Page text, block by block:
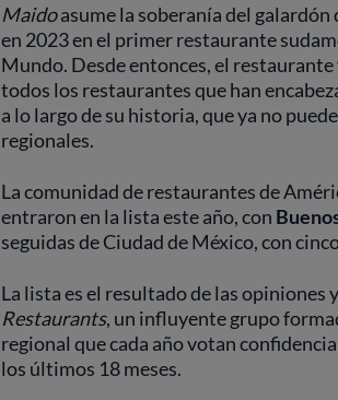
Maidoasume la soberanía del
en 2023 en el primer restaurante
Mundo. Desde entonces, el
todos los restaurantes que han
a lo largo de su historia, que ya no
regionales.
La comunidad de restaurantes de
entraron en la lista este año, con
seguidas de Ciudad de México, con
La lista es el resultado de las opiniones
Restaurants, un influyente grupo
regional que cada año votan
los últimos 18 meses.